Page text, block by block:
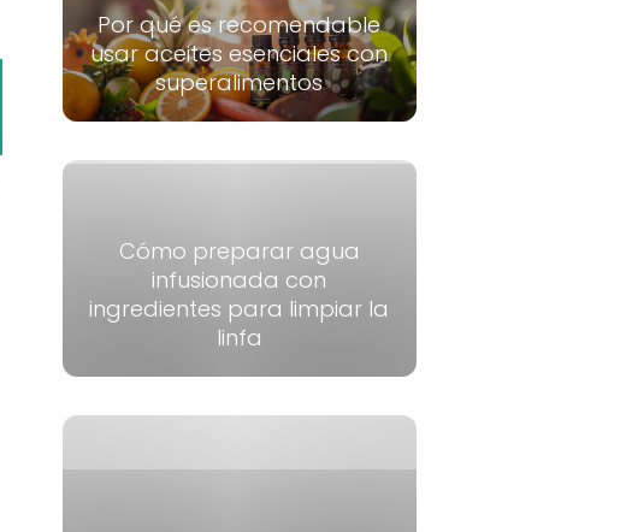
Por qué es recomendable
usar aceites esenciales con
superalimentos
Cómo preparar agua
infusionada con
ingredientes para limpiar la
linfa